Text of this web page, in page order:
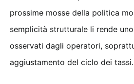
prossime mosse della politica
semplicità strutturale li rende
osservati dagli operatori,
aggiustamento del ciclo dei tassi.